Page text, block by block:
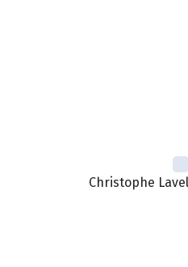
Christophe